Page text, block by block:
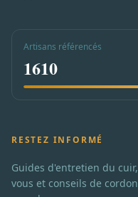
Artisans référencés
1610
RESTEZ INFORMÉ
Guides d'entretien du
vous et conseils de